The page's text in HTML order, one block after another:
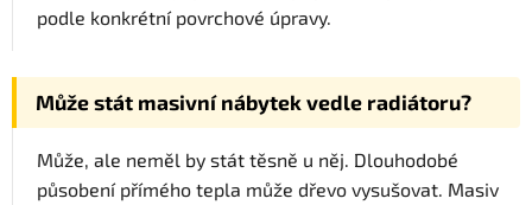
podle konkrétní povrchové úpravy.
Může stát masivní nábytek vedle radiátoru?
Může, ale neměl by stát těsně u něj. Dlouhodobé
působení přímého tepla může dřevo vysušovat. Masiv